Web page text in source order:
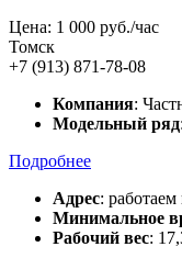
Цена: 1 000 руб./час
Томск
+7 (913) 871-78-08
Компания:
Модельный ряд
Подробнее
Адрес: работаем
Минимальное
Рабочий вес: